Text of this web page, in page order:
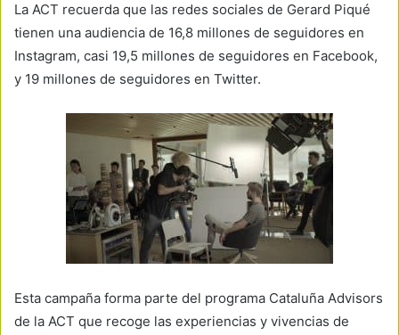
La ACT recuerda que las redes sociales de Gerard Piqué
tienen una audiencia de 16,8 millones de seguidores en
Instagram, casi 19,5 millones de seguidores en Facebook,
y 19 millones de seguidores en Twitter.
Esta campaña forma parte del programa Cataluña Advisors
de la ACT que recoge las experiencias y vivencias de